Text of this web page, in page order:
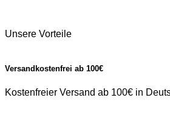
Unsere Vorteile
Versandkostenfrei ab 100€
Kostenfreier Versand ab 100€ in